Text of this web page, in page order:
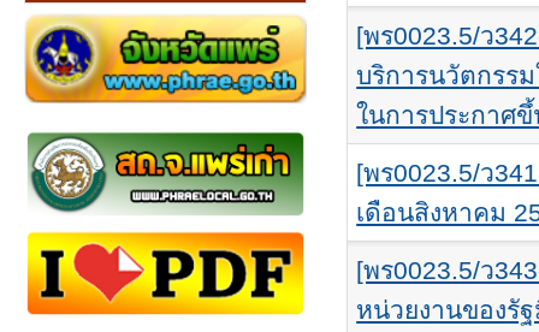
[พร0023.5/ว
บริการนวัตกรร
ในการประกาศ
[พร0023.5/ว
เดือนสิงหาคม
[พร0023.5/ว
หน่วยงานของรั